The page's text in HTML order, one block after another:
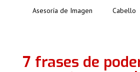
Asesoría de Imagen Cabello
7 frases de